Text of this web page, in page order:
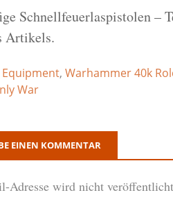
Schnellfeuerlaspistolen –
Artikels.
Equipment, Warhammer 40k
War
EINEN KOMMENTAR
Adresse wird nicht